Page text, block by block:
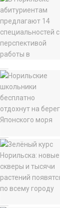
и
облаках»
Кайеркане